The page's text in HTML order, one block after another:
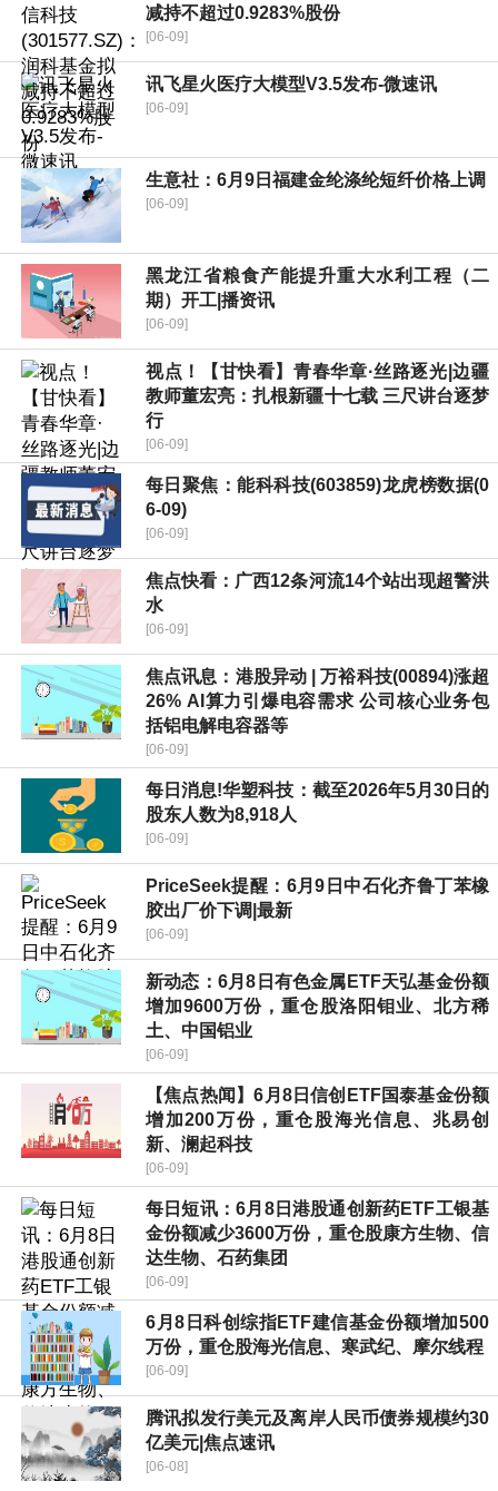
减持不超过0.9283%股份
[06-09]
讯飞星火医疗大模型V3.5发布-微速讯
[06-09]
生意社：6月9日福建金纶涤纶短纤价格上调
[06-09]
黑龙江省粮食产能提升重大水利工程（二
期）开工|播资讯
[06-09]
视点！【甘快看】青春华章·丝路逐光|边疆
教师董宏亮：扎根新疆十七载 三尺讲台逐梦
行
[06-09]
每日聚焦：能科科技(603859)龙虎榜数据(0
6-09)
[06-09]
焦点快看：广西12条河流14个站出现超警洪
水
[06-09]
焦点讯息：港股异动 | 万裕科技(00894)涨超
26% AI算力引爆电容需求 公司核心业务包
括铝电解电容器等
[06-09]
每日消息!华塑科技：截至2026年5月30日的
股东人数为8,918人
[06-09]
PriceSeek提醒：6月9日中石化齐鲁丁苯橡
胶出厂价下调|最新
[06-09]
新动态：6月8日有色金属ETF天弘基金份额
增加9600万份，重仓股洛阳钼业、北方稀
土、中国铝业
[06-09]
【焦点热闻】6月8日信创ETF国泰基金份额
增加200万份，重仓股海光信息、兆易创
新、澜起科技
[06-09]
每日短讯：6月8日港股通创新药ETF工银基
金份额减少3600万份，重仓股康方生物、信
达生物、石药集团
[06-09]
6月8日科创综指ETF建信基金份额增加500
万份，重仓股海光信息、寒武纪、摩尔线程
[06-09]
腾讯拟发行美元及离岸人民币债券规模约30
亿美元|焦点速讯
[06-08]